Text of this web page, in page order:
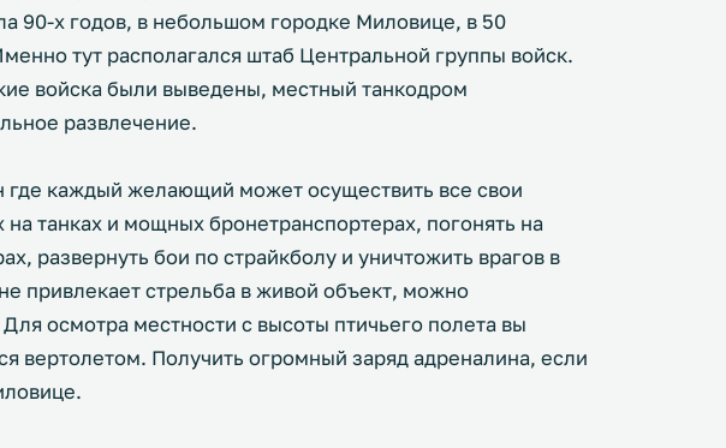
90-х годов, в небольшом городке Миловице, в 50
тут располагался штаб Центральной группы войск.
войска были выведены, местный танкодром
развлечение.
где каждый желающий может осуществить все свои
на танках и мощных бронетранспортерах, погонять на
развернуть бои по страйкболу и уничтожить врагов в
привлекает стрельба в живой объект, можно
Для осмотра местности с высоты птичьего полета вы
вертолетом. Получить огромный заряд адреналина, если